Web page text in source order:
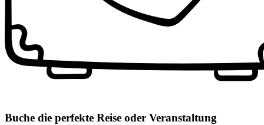
Buche die perfekte Reise oder Veranstaltung